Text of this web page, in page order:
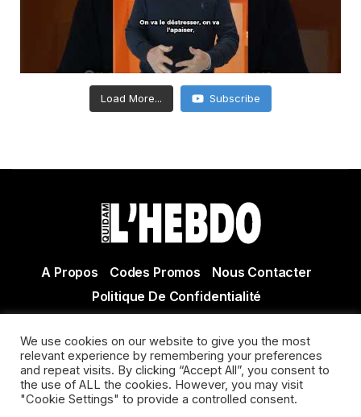
Load More... Subscribe
A Propos Codes Promos
Nous Contacter
Politique De Confidentialité
Actualité Agen - Actualité en lot et Garonne - Actualité
Villeneuve sur Lot
We use cookies on our website to give you the most
relevant experience by remembering your preferences
and repeat visits. By clicking “Accept All”, you consent to
the use of ALL the cookies. However, you may visit
"Cookie Settings" to provide a controlled consent.